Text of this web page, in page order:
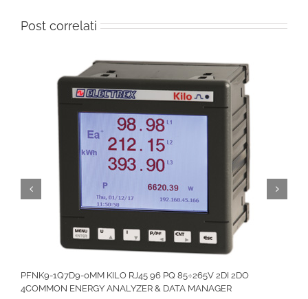
Post correlati
PFNK9-1Q7D9-0MM KILO RJ45 96 PQ 85÷265V 2DI 2DO
4COMMON ENERGY ANALYZER & DATA MANAGER